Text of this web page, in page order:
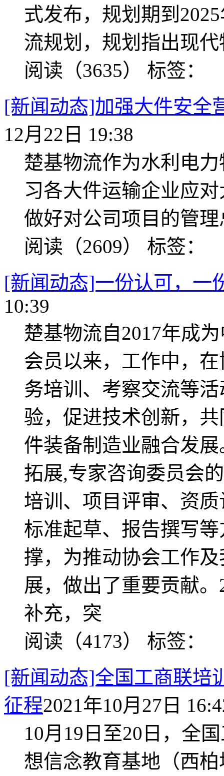
式发布，规划期到
流规划，规划指出现
阅读（3635） 标签：
[新闻动态]加强大件安全
12月22日 19:38
楚基物流作为水利电
习各大件运输企业应
做好对公司项目的管理
阅读（2609） 标签：
[新闻动态]一份认可，一
10:39
楚基物流自2017年成
会员以来，工作中，
务培训、考察交流等
验，促进技术创新，
件装备制造业融合发
拓展,专家咨询委员会
培训、项目评审、资
标准起草、报告撰写
撑，为推动协会工作
展，做出了重要贡献
补充，突
阅读（4173） 标签：
[新闻动态]全国工商联
征程2021年10月27日
10月19日至20日，全
想信念教育基地（西